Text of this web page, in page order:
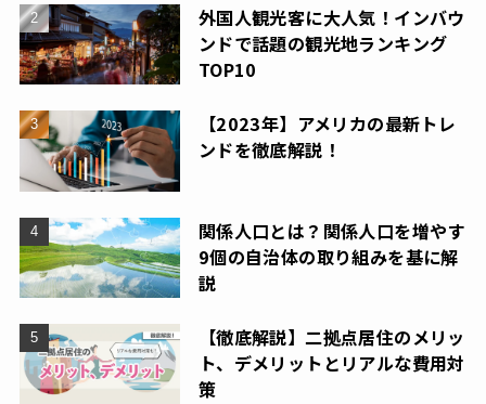
外国人観光客に大人気！インバウ
ンドで話題の観光地ランキング
TOP10
【2023年】アメリカの最新トレ
ンドを徹底解説！
関係人口とは？関係人口を増やす
9個の自治体の取り組みを基に解
説
【徹底解説】二拠点居住のメリッ
ト、デメリットとリアルな費用対
策